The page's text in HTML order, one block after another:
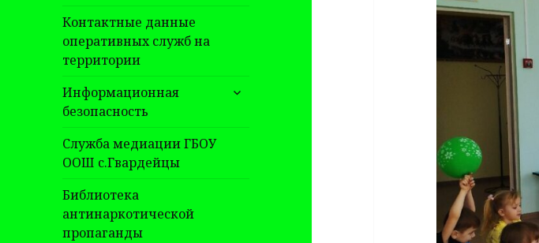
Контактные данные
оперативных служб на
территории
Информационная
безопасность
раскрыть
Служба медиации ГБОУ
ООШ с.Гвардейцы
Библиотека
антинаркотической
пропаганды